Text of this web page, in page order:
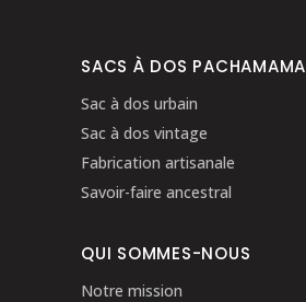
SACS À DOS PACHAMAMA
Sac à dos urbain
Sac à dos vintage
Fabrication artisanale
Savoir-faire ancestral
QUI SOMMES-NOUS
Notre mission